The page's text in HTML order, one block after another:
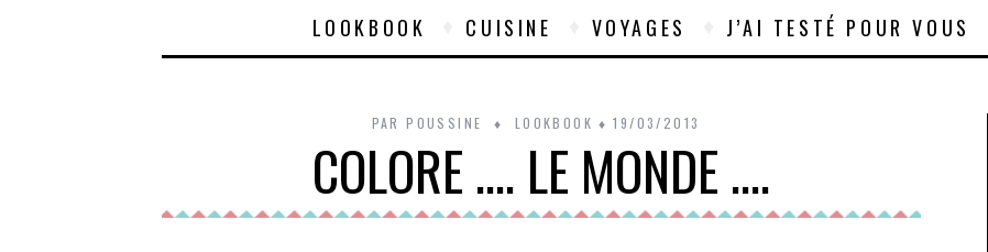
LOOKBOOK CUISINE VOYAGES J’AI TESTÉ POUR VOUS
PAR POUSSINE LOOKBOOK 19/03/2013
COLORE …. LE MONDE ….